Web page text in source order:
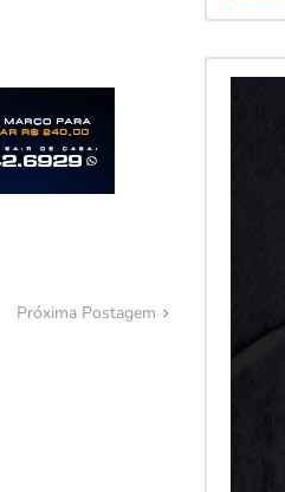
Próxima Postagem